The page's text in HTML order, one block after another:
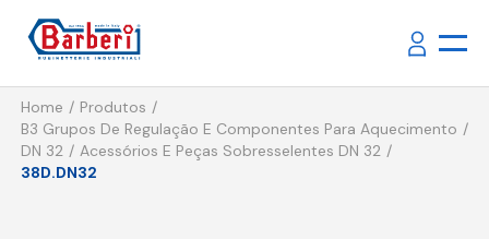
Home
Produtos
B3 Grupos De Regulação E Componentes Para Aquecimento
DN 32
Acessórios E Peças Sobresselentes DN 32
38D.DN32